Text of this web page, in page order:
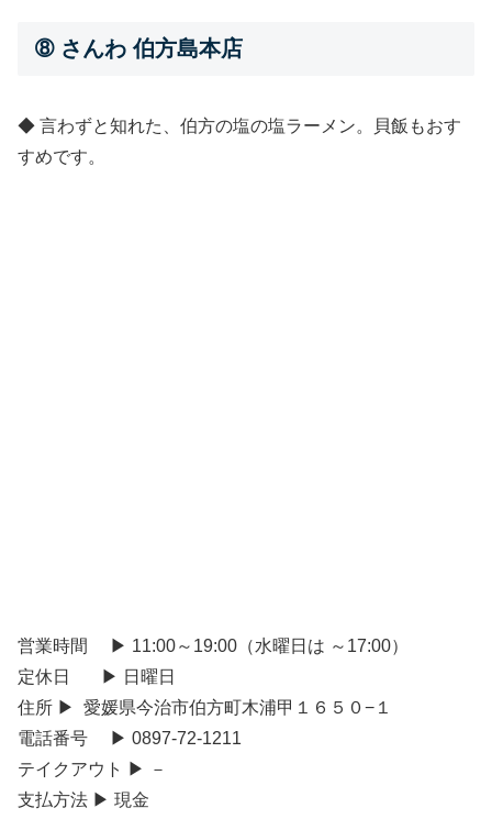
➇ さんわ 伯方島本店
◆ 言わずと知れた、伯方の塩の塩ラーメン。貝飯もおす
すめです。
営業時間 ▶ 11:00～19:00（水曜日は ～17:00）
定休日 ▶ 日曜日
住所 ▶ 愛媛県今治市伯方町木浦甲１６５０−１
電話番号 ▶ 0897-72-1211
テイクアウト ▶ －
支払方法 ▶ 現金